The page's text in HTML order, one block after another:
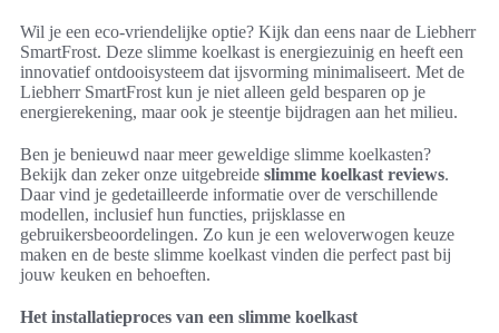
Wil je een eco-vriendelijke optie? Kijk dan eens naar de Liebherr
SmartFrost. Deze slimme koelkast is energiezuinig en heeft een
innovatief ontdooisysteem dat ijsvorming minimaliseert. Met de
Liebherr SmartFrost kun je niet alleen geld besparen op je
energierekening, maar ook je steentje bijdragen aan het milieu.
Ben je benieuwd naar meer geweldige slimme koelkasten?
Bekijk dan zeker onze uitgebreide slimme koelkast reviews.
Daar vind je gedetailleerde informatie over de verschillende
modellen, inclusief hun functies, prijsklasse en
gebruikersbeoordelingen. Zo kun je een weloverwogen keuze
maken en de beste slimme koelkast vinden die perfect past bij
jouw keuken en behoeften.
Het installatieproces van een slimme koelkast